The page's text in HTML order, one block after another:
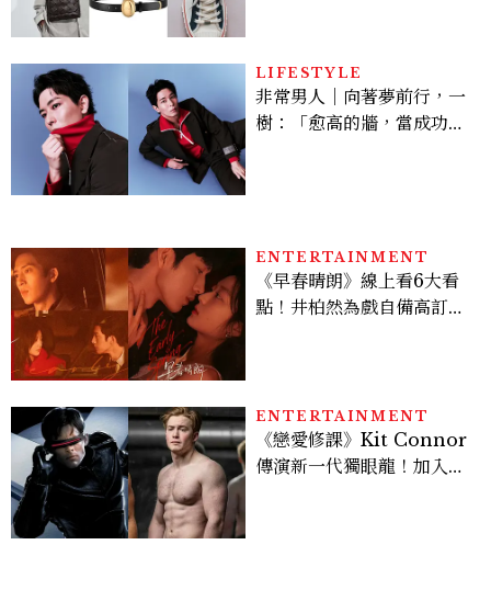
LIFESTYLE
非常男人｜向著夢前行，一
樹：「愈高的牆，當成功爬
ENTERTAINMENT
《早春晴朗》線上看6大看
點！井柏然為戲自備高訂，
ENTERTAINMENT
《戀愛修課》Kit Connor
傳演新一代獨眼龍！加入新